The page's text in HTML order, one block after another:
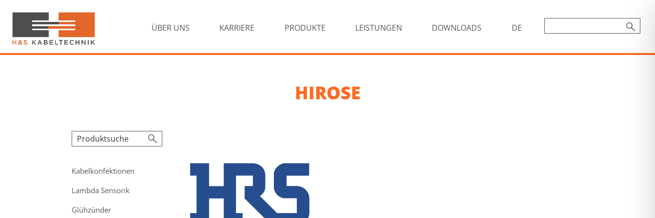
Hauptnavigation
springen
springen
H&S
Kabeltechnik
ÜBER UNS KARRIERE PRODUKTE LEISTUNGEN DOWNLOADS DE
HIROSE
Kabelkonfektionen
Lambda Sensorik
Glühzünder